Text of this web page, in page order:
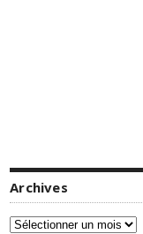
Archives
Archives